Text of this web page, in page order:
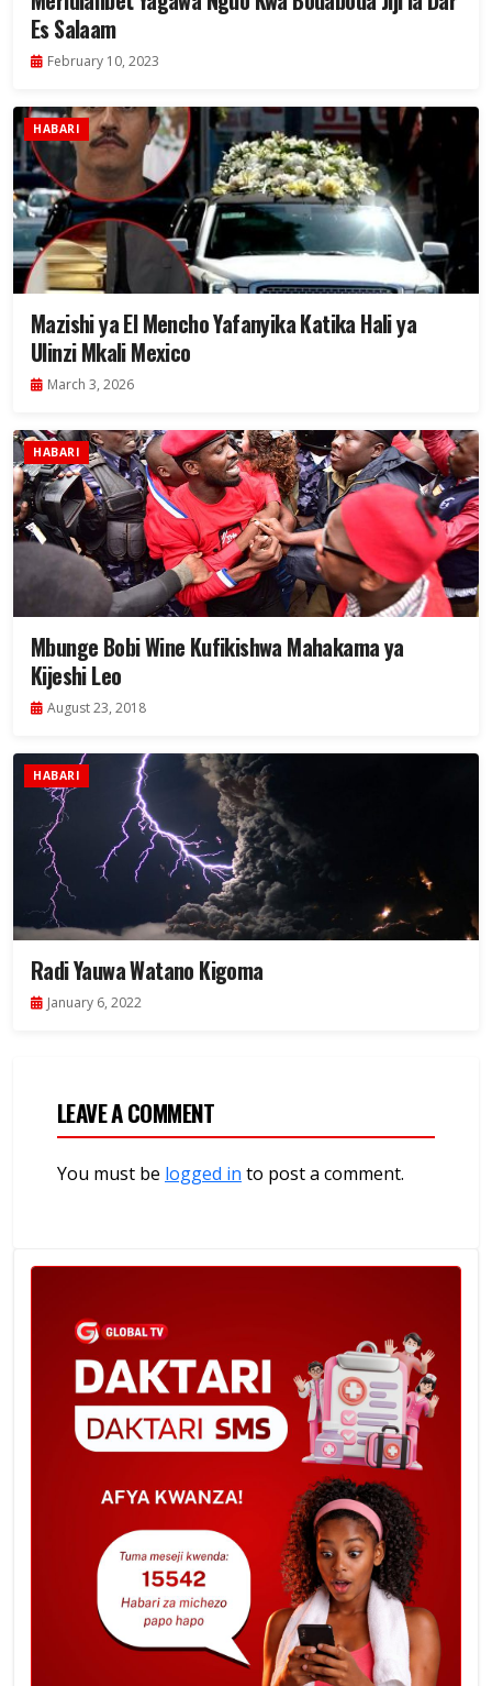
Es Salaam
February 10, 2023
HABARI
Mazishi ya El Mencho Yafanyika Katika Hali ya
Ulinzi Mkali Mexico
March 3, 2026
HABARI
Mbunge Bobi Wine Kufikishwa Mahakama ya
Kijeshi Leo
August 23, 2018
HABARI
Radi Yauwa Watano Kigoma
January 6, 2022
LEAVE A COMMENT
You must be logged in to post a comment.